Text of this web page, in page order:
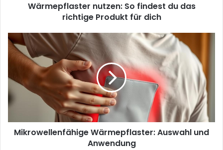
Wärmepflaster nutzen: So findest du das
richtige Produkt für dich
Mikrowellenfähige
Wärmepflaster:
Auswahl
Anwendung
Mikrowellenfähige Wärmepflaster: Auswahl und
Anwendung